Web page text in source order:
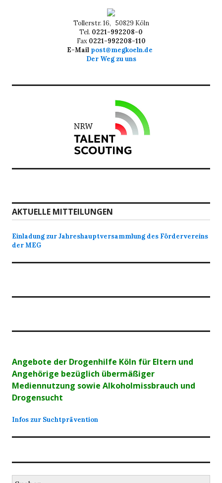
Tollerstr. 16, 50829 Köln
Tel. 0221-992208-0
Fax 0221-992208-110
E-Mail post@megkoeln.de
Der Weg zu uns
AKTUELLE MITTEILUNGEN
Einladung zur Jahreshauptversammlung des Fördervereins
der MEG
Angebote der Drogenhilfe Köln für Eltern und
Angehörige bezüglich übermäßiger
Mediennutzung sowie Alkoholmissbrauch und
Drogensucht
Infos zur Suchtprävention